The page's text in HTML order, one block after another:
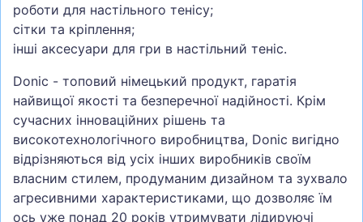
роботи для настільного тенісу;
сітки та кріплення;
інші аксесуари для гри в настільний теніс.
Donic - топовий німецький продукт, гаратія
найвищої якості та безперечної надійності. Крім
сучасних інноваційних рішень та
високотехнологічного виробництва, Donic вигідно
відрізняються від усіх інших виробників своїм
власним стилем, продуманим дизайном та зухвало
агресивними характеристиками, що дозволяє їм
ось уже понад 20 років утримувати лідируючі